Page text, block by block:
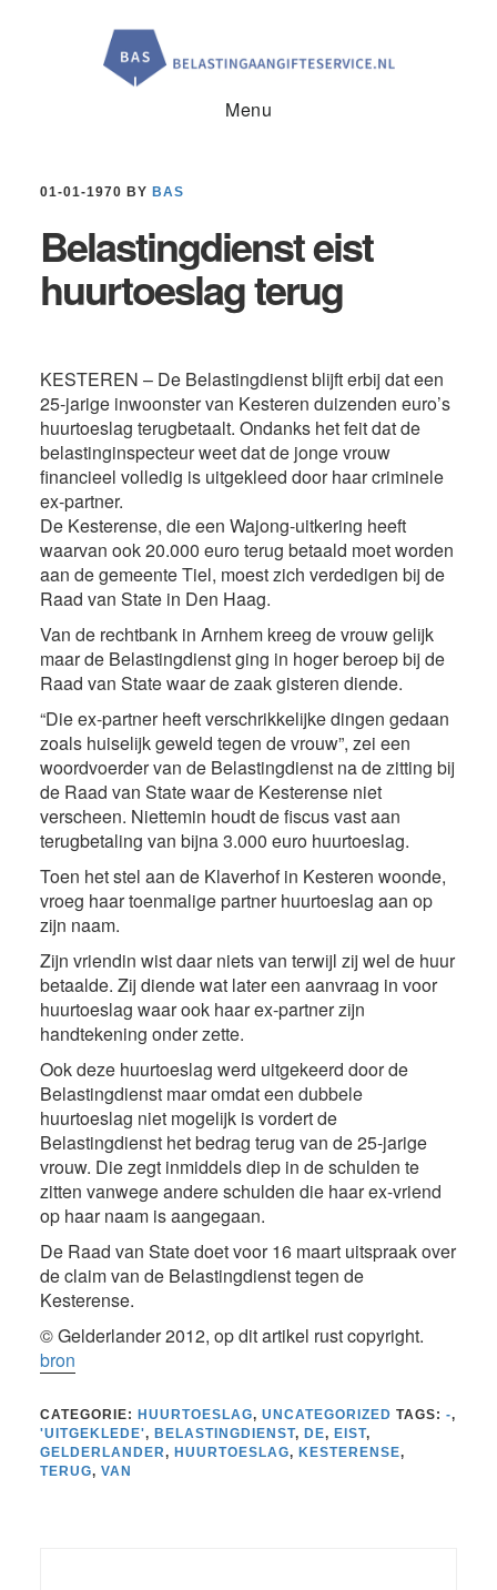
Menu
01-01-1970 BY BAS
Belastingdienst eist
huurtoeslag terug
KESTEREN – De Belastingdienst blijft erbij dat een
25-jarige inwoonster van Kesteren duizenden euro’s
huurtoeslag terugbetaalt. Ondanks het feit dat de
belastinginspecteur weet dat de jonge vrouw
financieel volledig is uitgekleed door haar criminele
ex-partner.
De Kesterense, die een Wajong-uitkering heeft
waarvan ook 20.000 euro terug betaald moet worden
aan de gemeente Tiel, moest zich verdedigen bij de
Raad van State in Den Haag.
Van de rechtbank in Arnhem kreeg de vrouw gelijk
maar de Belastingdienst ging in hoger beroep bij de
Raad van State waar de zaak gisteren diende.
“Die ex-partner heeft verschrikkelijke dingen gedaan
zoals huiselijk geweld tegen de vrouw”, zei een
woordvoerder van de Belastingdienst na de zitting bij
de Raad van State waar de Kesterense niet
verscheen. Niettemin houdt de fiscus vast aan
terugbetaling van bijna 3.000 euro huurtoeslag.
Toen het stel aan de Klaverhof in Kesteren woonde,
vroeg haar toenmalige partner huurtoeslag aan op
zijn naam.
Zijn vriendin wist daar niets van terwijl zij wel de huur
betaalde. Zij diende wat later een aanvraag in voor
huurtoeslag waar ook haar ex-partner zijn
handtekening onder zette.
Ook deze huurtoeslag werd uitgekeerd door de
Belastingdienst maar omdat een dubbele
huurtoeslag niet mogelijk is vordert de
Belastingdienst het bedrag terug van de 25-jarige
vrouw. Die zegt inmiddels diep in de schulden te
zitten vanwege andere schulden die haar ex-vriend
op haar naam is aangegaan.
De Raad van State doet voor 16 maart uitspraak over
de claim van de Belastingdienst tegen de
Kesterense.
© Gelderlander 2012, op dit artikel rust copyright.
bron
CATEGORIE: HUURTOESLAG, UNCATEGORIZED TAGS: -,
'UITGEKLEDE', BELASTINGDIENST, DE, EIST,
GELDERLANDER, HUURTOESLAG, KESTERENSE,
TERUG, VAN